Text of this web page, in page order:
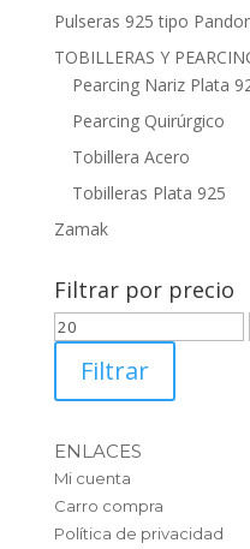
Pulseras 925 tipo
TOBILLERAS Y
Pearcing Nariz Plata
Pearcing Quirúrgico
Tobillera Acero
Tobilleras Plata 925
Zamak
Filtrar por precio
Precio
mínimo
Filtrar
ENLACES
Mi cuenta
Carro compra
Política de privacidad